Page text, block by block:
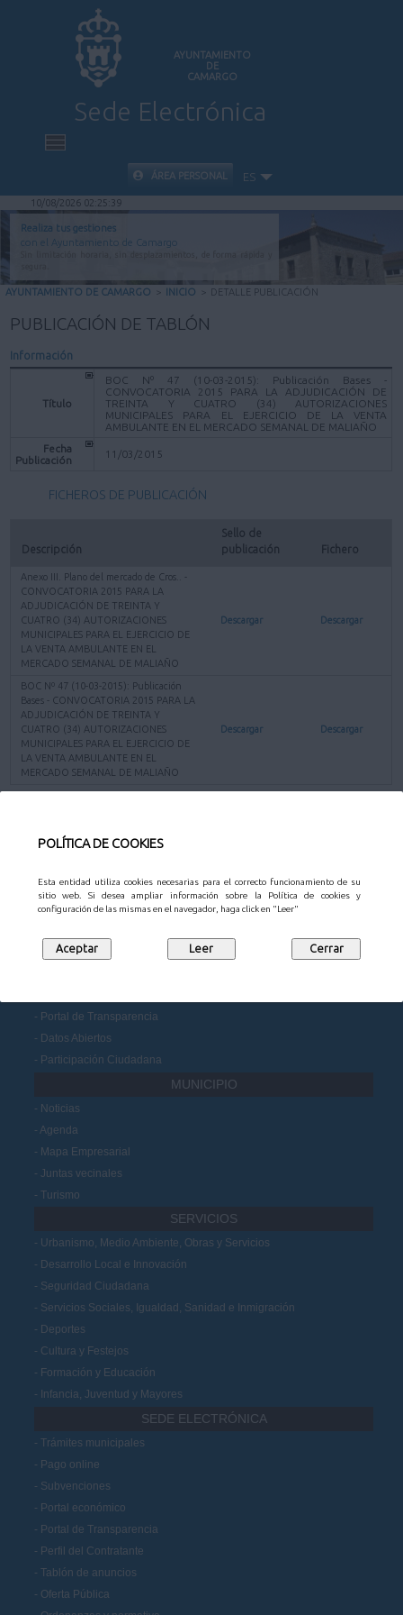
POLÍTICA DE COOKIES
Esta entidad utiliza cookies necesarias para el correcto funcionamiento de su
sitio web. Si desea ampliar información sobre la Política de cookies y
configuración de las mismas en el navegador, haga click en "Leer"
AYUNTAMIENTO
DE
CAMARGO
Sede Electrónica
INICIO
INFORMACIÓN PÚBLICA
CARPETA CIUDADANA
VALIDACIÓN DE DOCUMENTOS
ÁREA PERSONAL ES
10/08/2026 02:25:39
Realiza tus gestiones
con el Ayuntamiento de Camargo
AYUNTAMIENTO DE CAMARGO > INICIO > DETALLE PUBLICACIÓN
PUBLICACIÓN DE TABLÓN
Información
Título
BOC Nº 47 (10-03-2015): Publicación Bases -
CONVOCATORIA 2015 PARA LA ADJUDICACIÓN DE
TREINTA Y CUATRO (34) AUTORIZACIONES
MUNICIPALES PARA EL EJERCICIO DE LA VENTA
AMBULANTE EN EL MERCADO SEMANAL DE MALIAÑO
Fecha
Publicación
11/03/2015
FICHEROS DE PUBLICACIÓN
Descripción
Sello de
publicación
Fichero
Anexo III. Plano del mercado de Cros.. -
CONVOCATORIA 2015 PARA LA
ADJUDICACIÓN DE TREINTA Y
CUATRO (34) AUTORIZACIONES
MUNICIPALES PARA EL EJERCICIO DE
LA VENTA AMBULANTE EN EL
MERCADO SEMANAL DE MALIAÑO
Descargar Descargar
BOC Nº 47 (10-03-2015): Publicación
Bases - CONVOCATORIA 2015 PARA LA
ADJUDICACIÓN DE TREINTA Y
CUATRO (34) AUTORIZACIONES
MUNICIPALES PARA EL EJERCICIO DE
LA VENTA AMBULANTE EN EL
MERCADO SEMANAL DE MALIAÑO
Descargar Descargar
AYUNTAMIENTO
Portal de Transparencia
Datos Abiertos
Participación Ciudadana
MUNICIPIO
Noticias
Agenda
Mapa Empresarial
Juntas vecinales
Turismo
SERVICIOS
Urbanismo, Medio Ambiente, Obras y Servicios
Desarrollo Local e Innovación
Seguridad Ciudadana
Servicios Sociales, Igualdad, Sanidad e Inmigración
Deportes
Cultura y Festejos
Formación y Educación
Infancia, Juventud y Mayores
SEDE ELECTRÓNICA
Trámites municipales
Pago online
Subvenciones
Portal económico
Portal de Transparencia
Perfil del Contratante
Tablón de anuncios
Oferta Pública